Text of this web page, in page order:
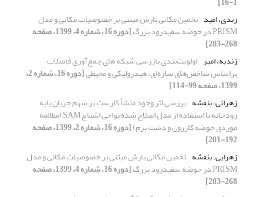
زندی، امید تخمین مکانی بارش مبتنی بر خصوصیات مکانی و مدل
PRISM در حوضه سفیدرود بزرگ [دوره 16، شماره 4، 1399، صفحه
268-283]
زندیه، امیر اولویت‌بندی بازرسی شبکه های جمع‌آوری فاضلاب
براساس شاخص‌های سازه‌ای، هیدرولیکی و محیطی [دوره 16، شماره 2،
1399، صفحه 99-114]
زهرائی، بنفشه بررسی اثر وجود منشأ کارست بر سهم جریان پایه
رودخانه با استفاده از مدل اصلاح شده نواحی اشباع SAM (مطالعه
موردی حوضه کازرون و دشت برم) [دوره 16، شماره 2، 1399، صفحه
192-201]
زهرایی، بنفشه تخمین مکانی بارش مبتنی بر خصوصیات مکانی و مدل
PRISM در حوضه سفیدرود بزرگ [دوره 16، شماره 4، 1399، صفحه
268-283]